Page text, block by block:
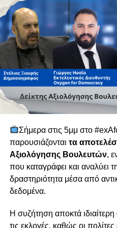
Άριστος Δαμιανού (ΑΚΕΛ)
Μαρίνα Νικολάου (ΑΚΕΛ)
Χρίστος Χρίστου (ΕΛΑΜ)
Μάριος Πελεκάνος (ΕΛΑΜ)
Χριστιάνα Ερωτοκρίτου
Χρύσης Παντελίδης (ΔΗΚΟ)
Ειρήνη Χαραλαμπίδου
Νταϊάνα Κωνσταντινίδη
Επιτροπή Οικονομικών
Χριστιάνα Ερωτοκρίτου –
Χρύσης Παντελίδης –
Σάβια Ορφανίδου (ΔΗΣΥ)
Φωτεινή Τσιρίδου (ΔΗΣΥ)
Χαράλαμπος Πετρίδης (ΔΗΣΥ)
Γιώργος Κουκουμάς (ΑΚΕΛ)
Αντρέας Πασιουρτίδης
Σήμερα στις 5μμ στο
παρουσιάζονται τα
Αξιολόγησης Βουλευτών,
που καταγράφει και αναλύει
δραστηριότητα μέσα από
δεδομένα.
Η συζήτηση αποκτά
τις εκλογές, καθώς οι